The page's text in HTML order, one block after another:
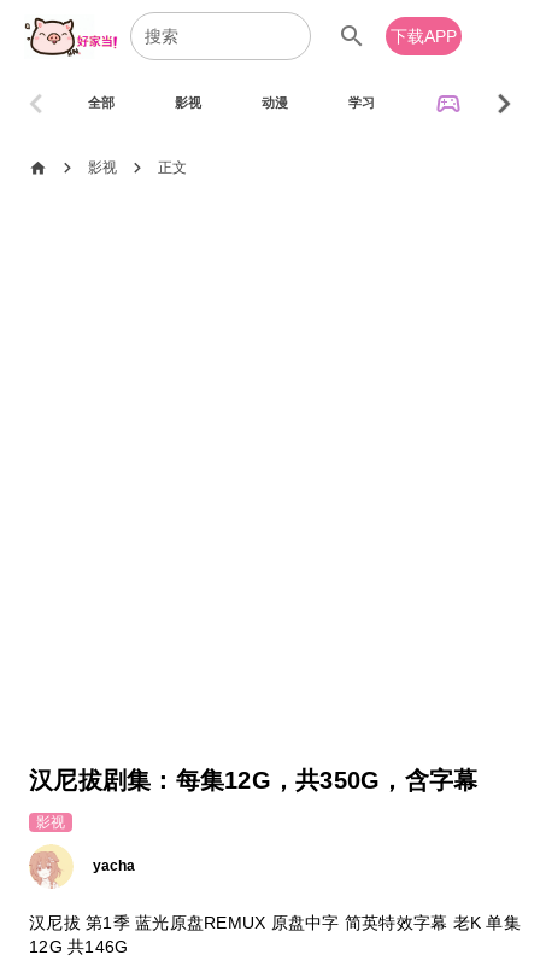
search 下载APP
全部 影视 动漫 学习 sports_esports
chevron_left chevron_right
home chevron_right 影视 chevron_right 正文
汉尼拔剧集：每集12G，共350G，含字幕
影视
yacha
汉尼拔 第1季 蓝光原盘REMUX 原盘中字 简英特效字幕 老K 单集
12G 共146G